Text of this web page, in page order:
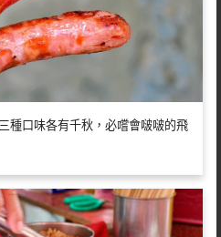
種口味各有千秋，必嚐會啵啵的飛